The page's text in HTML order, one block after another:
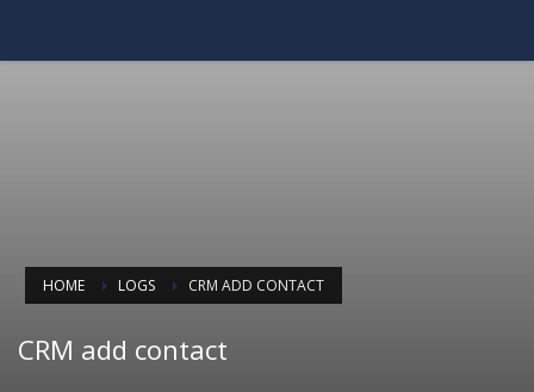
HOME LOGS CRM ADD CONTACT
CRM add contact